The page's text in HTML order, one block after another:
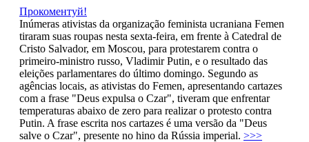
Прокоментуй!
Inúmeras ativistas da organização feminista ucraniana Femen
tiraram suas roupas nesta sexta-feira, em frente à Catedral de
Cristo Salvador, em Moscou, para protestarem contra o
primeiro-ministro russo, Vladimir Putin, e o resultado das
eleições parlamentares do último domingo. Segundo as
agências locais, as ativistas do Femen, apresentando cartazes
com a frase "Deus expulsa o Czar", tiveram que enfrentar
temperaturas abaixo de zero para realizar o protesto contra
Putin. A frase escrita nos cartazes é uma versão da "Deus
salve o Czar", presente no hino da Rússia imperial. >>>